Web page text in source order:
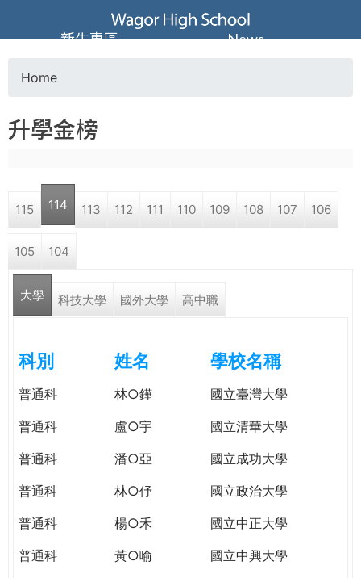
Jump to navigation
葳
格
高
學
格。
o
a
r
e
e
r
e
Home
升學金榜
115 114 113 112 111 110 109 108 107 106
105 104
大學 科技大學 國外大學 高中職
科別 姓名 學校名稱
普通科 林○鏵
國立臺灣大學
普通科
盧○宇
國立清華大學
普通科
潘○亞
國立成功大學
普通科
林○伃
國立政治大學
普通科
楊○禾
國立中正大學
普通科
黃○喻
國立中興大學
新生專區 News